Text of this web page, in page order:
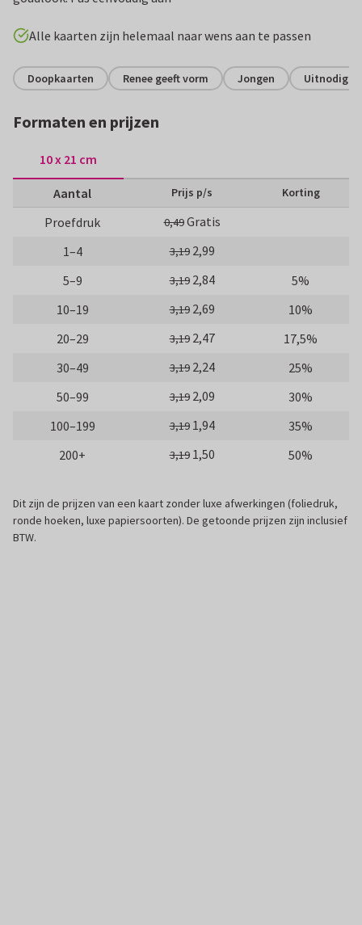
Alle kaarten zijn helemaal naar wens aan te passen
Doopkaarten Renee geeft vorm Jongen
Formaten en prijzen
10 x 21 cm
Aantal Prijs p/s Korting
Proefdruk 0,49Gratis
1–4
3,19 2,99
5–9
3,19 2,84
5%
10–19
3,19 2,69
10%
20–29
3,19 2,47
17,5%
30–49
3,19 2,24
25%
50–99
3,19 2,09
30%
100–199
3,19 1,94
35%
200+
3,19 1,50 50%
Dit zijn de prijzen van een kaart zonder luxe afwerkingen (foliedruk,
ronde hoeken, luxe papiersoorten). De getoonde prijzen zijn inclusief
BTW.